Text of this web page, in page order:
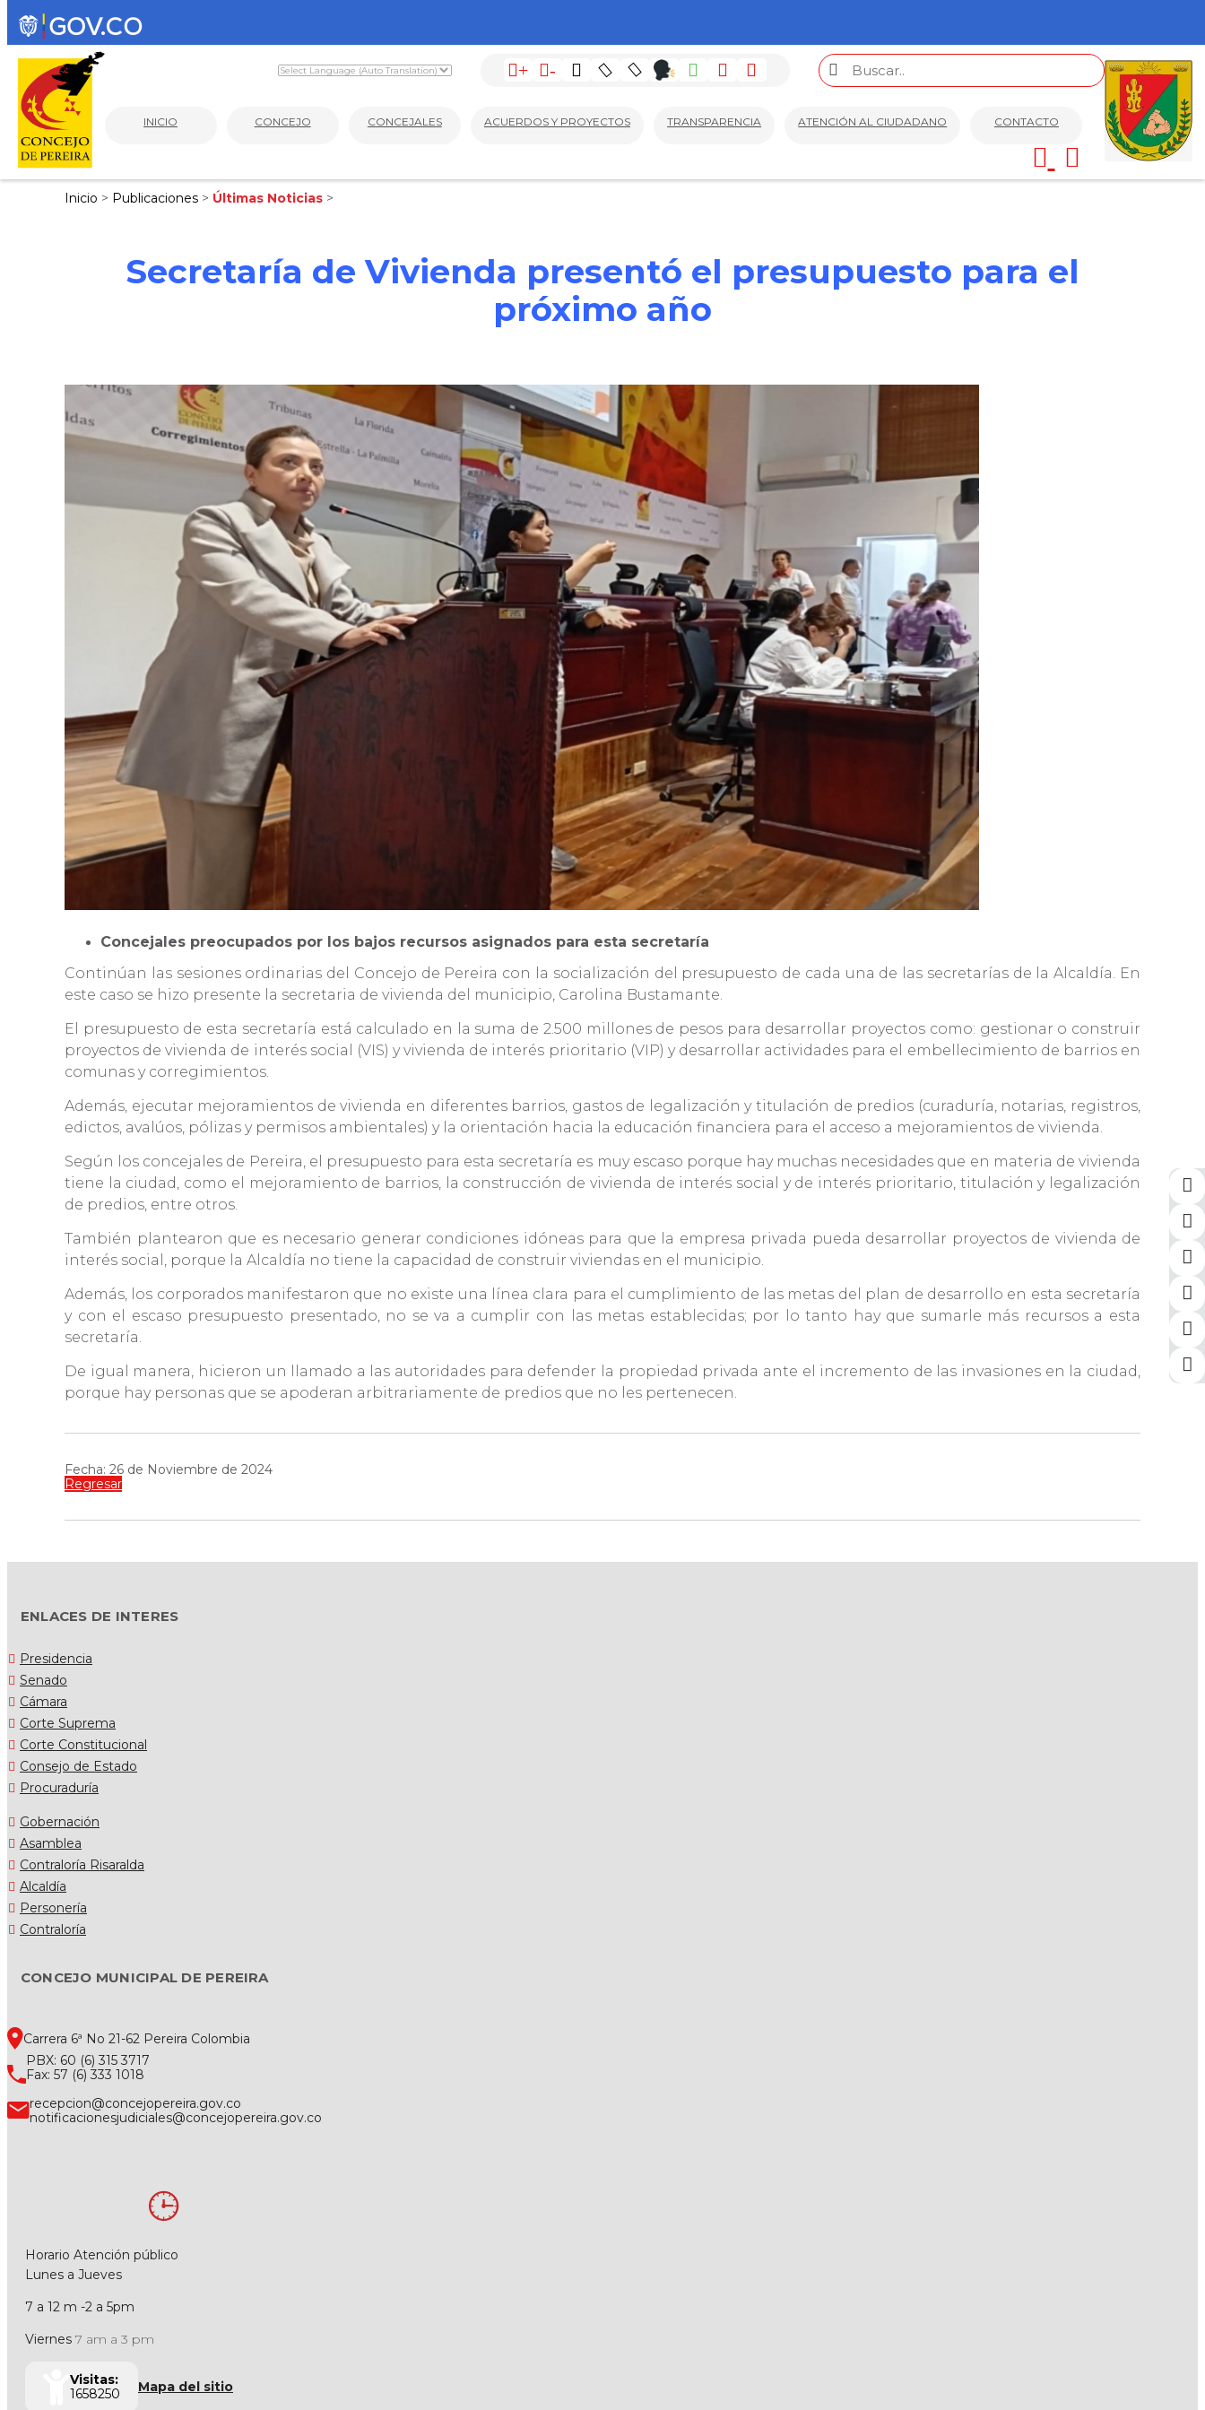
+ -
INICIO CONCEJO CONCEJALES ACUERDOS Y PROYECTOS TRANSPARENCIA ATENCIÓN AL CIUDADANO CONTACTO
Inicio > Publicaciones > Últimas Noticias >
Secretaría de Vivienda presentó el presupuesto para el
próximo año
Concejales preocupados por los bajos recursos asignados para esta secretaría
Continúan las sesiones ordinarias del Concejo de Pereira con la socialización del presupuesto de cada una de las secretarías de la Alcaldía. En
este caso se hizo presente la secretaria de vivienda del municipio, Carolina Bustamante.
El presupuesto de esta secretaría está calculado en la suma de 2.500 millones de pesos para desarrollar proyectos como: gestionar o construir
proyectos de vivienda de interés social (VIS) y vivienda de interés prioritario (VIP) y desarrollar actividades para el embellecimiento de barrios en
comunas y corregimientos.
Además, ejecutar mejoramientos de vivienda en diferentes barrios, gastos de legalización y titulación de predios (curaduría, notarias, registros,
edictos, avalúos, pólizas y permisos ambientales) y la orientación hacia la educación financiera para el acceso a mejoramientos de vivienda.
Según los concejales de Pereira, el presupuesto para esta secretaría es muy escaso porque hay muchas necesidades que en materia de vivienda
tiene la ciudad, como el mejoramiento de barrios, la construcción de vivienda de interés social y de interés prioritario, titulación y legalización
de predios, entre otros.
También plantearon que es necesario generar condiciones idóneas para que la empresa privada pueda desarrollar proyectos de vivienda de
interés social, porque la Alcaldía no tiene la capacidad de construir viviendas en el municipio.
Además, los corporados manifestaron que no existe una línea clara para el cumplimiento de las metas del plan de desarrollo en esta secretaría
y con el escaso presupuesto presentado, no se va a cumplir con las metas establecidas; por lo tanto hay que sumarle más recursos a esta
secretaría.
De igual manera, hicieron un llamado a las autoridades para defender la propiedad privada ante el incremento de las invasiones en la ciudad,
porque hay personas que se apoderan arbitrariamente de predios que no les pertenecen.
Fecha: 26 de Noviembre de 2024
Regresar
ENLACES DE INTERES
Presidencia
Senado
Cámara
Corte Suprema
Corte Constitucional
Consejo de Estado
Procuraduría
Gobernación
Asamblea
Contraloría Risaralda
Alcaldía
Personería
Contraloría
CONCEJO MUNICIPAL DE PEREIRA
Carrera 6ª No 21-62 Pereira Colombia
PBX: 60 (6) 315 3717
Fax: 57 (6) 333 1018
recepcion@concejopereira.gov.co
notificacionesjudiciales@concejopereira.gov.co
Horario Atención público
Lunes a Jueves
7 a 12 m -2 a 5pm
Viernes 7 am a 3 pm
Visitas:
1658250
Mapa del sitio